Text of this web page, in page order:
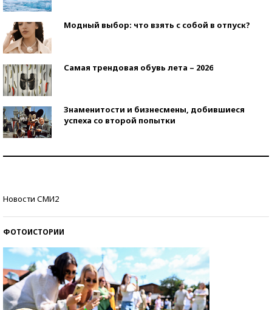
Модный выбор: что взять с собой в отпуск?
Самая трендовая обувь лета – 2026
Знаменитости и бизнесмены, добившиеся
успеха со второй попытки
Новости СМИ2
ФОТОИСТОРИИ